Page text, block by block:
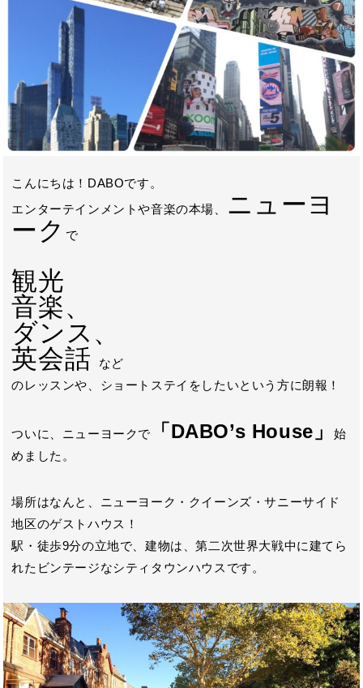
こんにちは！DABOです。
エンターテインメントや音楽の本場、
ニューヨ
ーク で
観光
音楽、
ダンス、
英会話
など
のレッスンや、ショートステイをしたいという方に朗報！
ついに、ニューヨークで 「DABO’s House」
始
めました。
場所はなんと、ニューヨーク・クイーンズ・サニーサイド
地区のゲストハウス！
駅・徒歩9分の立地で、建物は、第二次世界大戦中に建てら
れたビンテージなシティタウンハウスです。